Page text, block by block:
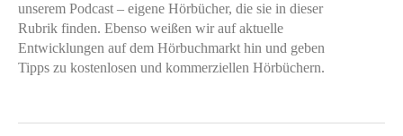
unserem Podcast – eigene Hörbücher, die sie in dieser
Rubrik finden. Ebenso weißen wir auf aktuelle
Entwicklungen auf dem Hörbuchmarkt hin und geben
Tipps zu kostenlosen und kommerziellen Hörbüchern.